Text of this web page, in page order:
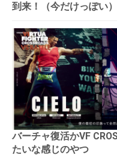
到来！（今だけっぽい）
バーチャ復活かVF
たいな感じのやつ